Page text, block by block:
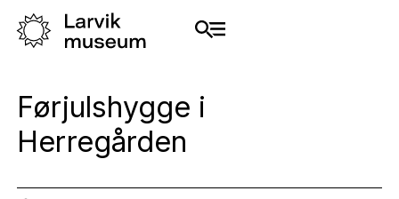
Førjulshygge i
Herregården